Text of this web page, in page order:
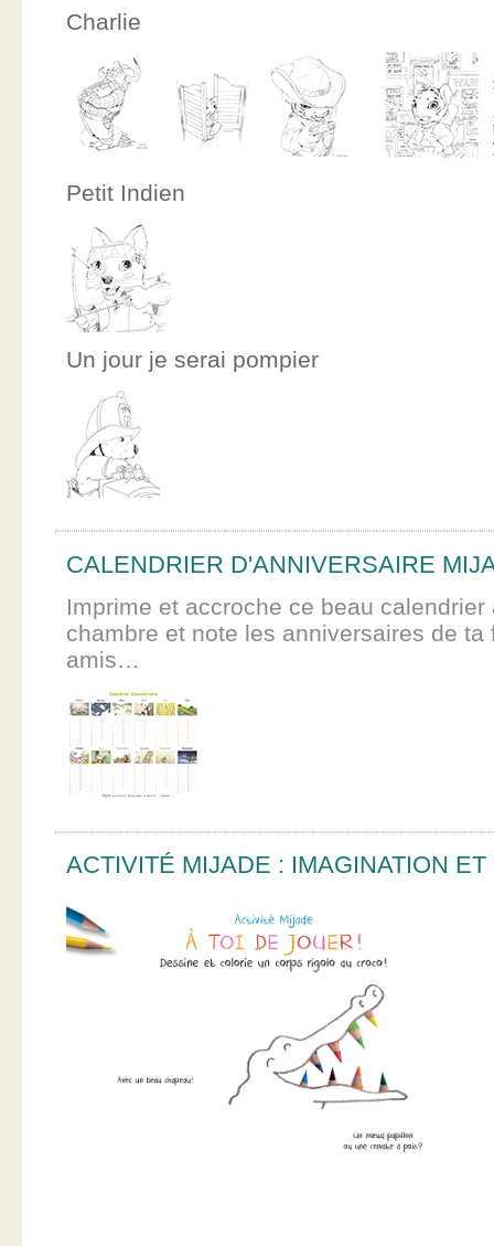
Charlie
Petit Indien
Un jour je serai pompier
CALENDRIER D'ANNIVERSAIRE
Imprime et accroche ce beau calendrier
chambre et note les anniversaires de ta
amis…
ACTIVITÉ MIJADE : IMAGINATION